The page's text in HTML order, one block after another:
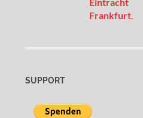
Frankfurt.
SUPPORT